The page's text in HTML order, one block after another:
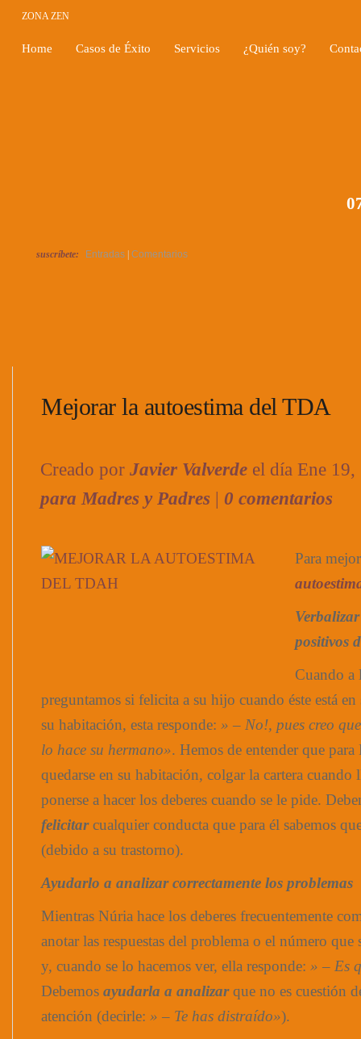
ZONA ZEN
Home Casos de Éxito Servicios ¿Quién soy?
suscríbete: Entradas Comentarios
Mejorar la autoestima del TDA
Creado por Javier Valverde el día Ene
para Madres y Padres | 0 comentarios
Para
positivos
Cuando a
preguntamos si felicita a su hijo cuando éste está
su habitación, esta responde: » – No!, pues creo
lo hace su hermano». Hemos de entender que
quedarse en su habitación, colgar la cartera
ponerse a hacer los deberes cuando se le pide.
felicitar cualquier conducta que para él sabemos
(debido a su trastorno).
Ayudarlo a analizar correctamente los problemas
Mientras Núria hace los deberes frecuentemente
anotar las respuestas del problema o el número que
y, cuando se lo hacemos ver, ella responde: » – Es
Debemos ayudarla a analizar que no es cuestión
atención (decirle: » – Te has distraído»).